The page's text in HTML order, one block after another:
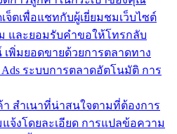
จ็ตเพื่อแชทกับผู้เยี่ยมชมเว็บไซต์
และยอมรับคำขอให้โทรกลับ
เพิ่มยอดขายด้วยการตลาดทาง
Ads ระบบการตลาดอัตโนมัติ การ
า สำเนาที่น่าสนใจตามที่ต้องการ
จ้งโดยละเอียด การแปลข้อความ